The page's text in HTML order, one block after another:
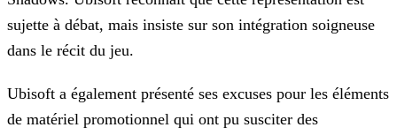
sujette à débat, mais insiste sur son intégration soigneuse
dans le récit du jeu.
Ubisoft a également présenté ses excuses pour les éléments
de matériel promotionnel qui ont pu susciter des